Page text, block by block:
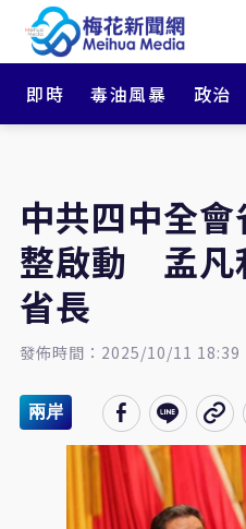
即時 毒油風暴 政治
中共四中全
整啟動 孟凡
省長
發佈時間：2025/10/11 18:39
兩岸